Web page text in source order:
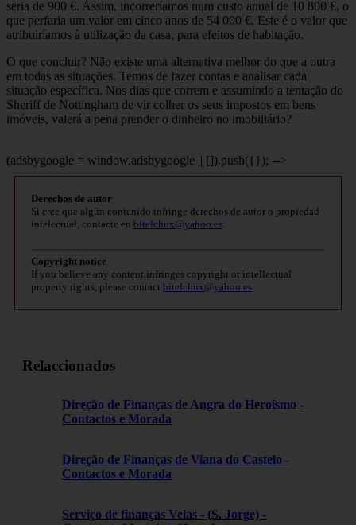
seria de 900 €. Assim, incorreríamos num custo anual de 10 800 €, o
que perfaria um valor em cinco anos de 54 000 €. Este é o valor que
atribuiríamos à utilização da casa, para efeitos de habitação.
O que concluir? Não existe uma alternativa melhor do que a outra
em todas as situações. Temos de fazer contas e analisar cada
situação específica. Nos dias que correm e assumindo a tentação do
Sheriff de Nottingham de vir colher os seus impostos em bens
imóveis, valerá a pena prender o dinheiro no imobiliário?
(adsbygoogle = window.adsbygoogle || []).push({}); -->
Derechos de autor
Si cree que algún contenido infringe derechos de autor o propiedad
intelectual, contacte en bitelchux@yahoo.es.
Copyright notice
If you believe any content infringes copyright or intellectual
property rights, please contact bitelchux@yahoo.es.
Relaccionados
Direção de Finanças de Angra do Heroísmo -
Contactos e Morada
Direção de Finanças de Viana do Castelo -
Contactos e Morada
Serviço de finanças Velas - (S. Jorge) -